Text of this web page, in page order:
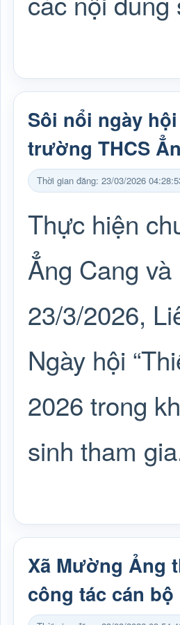
Sôi nổi ngày
trường THCS
Thời gian đăng: 23/03/2026
Thực hiện
Ẳng Cang
23/3/2026,
Ngày hội
2026 trong
sinh tham
Xã Mường Ảng
công tác cán bộ